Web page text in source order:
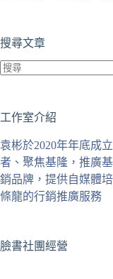
搜尋文章
到
合
條
件
的
果
工作室介紹
袁彬於2020年年底成
者、聚焦基隆，推廣
銷品牌，提供自媒體
條龍的行銷推廣服務
臉書社團經營